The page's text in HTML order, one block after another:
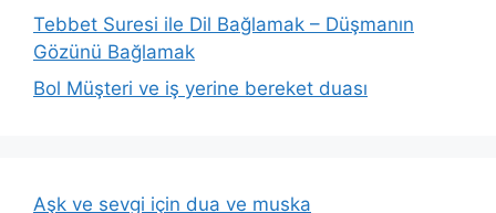
Tebbet Suresi ile Dil Bağlamak – Düşmanın
Gözünü Bağlamak
Bol Müşteri ve iş yerine bereket duası
Aşk ve sevgi için dua ve muska